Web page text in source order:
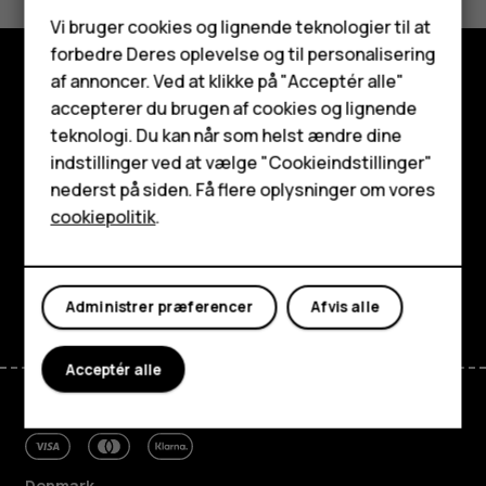
Smartphones
Feature-telefoner
Tilbehør
HMD Terra M
Tablets
Min konto
Udforsk
Om
Planet and people
FacebookInstagram
TiktokYoutubeLinkedinDiscord
Vi bruger cookies og lignende teknologier til at
forbedre Deres oplevelse og til personalisering
af annoncer. Ved at klikke på "Acceptér alle"
accepterer du brugen af cookies og lignende
teknologi. Du kan når som helst ændre dine
indstillinger ved at vælge "Cookieindstillinger"
nederst på siden. Få flere oplysninger om vores
cookiepolitik.
Afvis alle
Administrer præferencer
Acceptér alle